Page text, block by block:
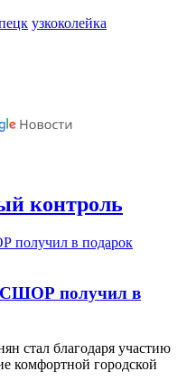
узкоколейка
контроль
получил в
стал благодаря участию
комфортной городской